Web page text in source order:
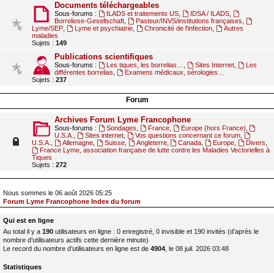
Documents téléchargeables
Sous-forums : ILADS et traitements US, IDSA / ILADS,
Borreliose-Gesellschaft
Pasteur/INVS/institutions françaises
Lyme/SEP
Lyme et psychiatrie, Chronicité de l'infection,
Autres
maladies
Sujets : 149
Publications scientifiques
Sous-forums : Les tiques, les borrelias… Sites Internet,
Les
différentes borrelias
Examens médicaux, sérologies…
Sujets : 237
Forum
Archives Forum Lyme Francophone
Sous-forums : Sondages France, Europe (hors France)
U.S.A.
Sites internet, Vos questions concernant ce forum,
U.S.A.
Allemagne, Suisse, Angleterre, Canada Europe Divers
France Lyme, association française de lutte contre les Maladies Vectorielles à
Tiques
Sujets : 272
Nous sommes le 06 août 2026 05:25
Forum Lyme Francophone Index du forum
Qui est en ligne
Au total il y a 190 utilisateurs en ligne : 0 enregistré, 0 invisible et 190 invités (d’après le
nombre d’utilisateurs actifs cette dernière minute)
Le record du nombre d’utilisateurs en ligne est de 4904 , le 08 juil. 2026 03:48
Statistiques